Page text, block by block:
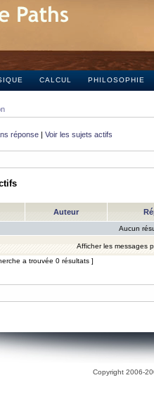
CALCUL PHILOSOPHIE
réponse | Voir les sujets actifs
Auteur
Aucun
Afficher les messages
a trouvée 0 résultats ]
Copyright 2006-